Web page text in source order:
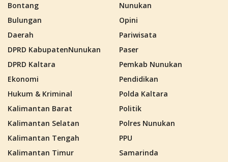
Bontang
Bulungan
Daerah
DPRD KabupatenNunukan
DPRD Kaltara
Ekonomi
Hukum & Kriminal
Kalimantan Barat
Kalimantan Selatan
Kalimantan Tengah
Kalimantan Timur
Nunukan
Opini
Pariwisata
Paser
Pemkab Nunukan
Pendidikan
Polda Kaltara
Politik
Polres Nunukan
PPU
Samarinda